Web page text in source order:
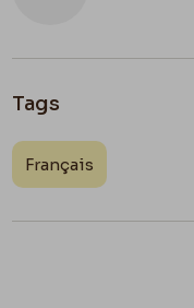
Tags
Français